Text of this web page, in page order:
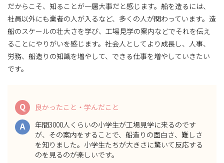
だからこそ、知ることが一層大事だと感じます。船を造るには、
社員以外にも業者の人が入るなど、多くの人が関わっています。造
船のスケールの壮大さを学び、工場見学の案内などでそれを伝え
ることにやりがいを感じます。社会人としてより成長し、人事、
労務、船造りの知識を増やして、できる仕事を増やしていきたい
です。
Q 良かったこと・学んだこと
A
年間3000人くらいの小学生が工場見学に来るのです
が、その案内をすることで、船造りの面白さ、難しさ
を知りました。小学生たちが大きさに驚いて反応する
のを見るのが楽しいです。